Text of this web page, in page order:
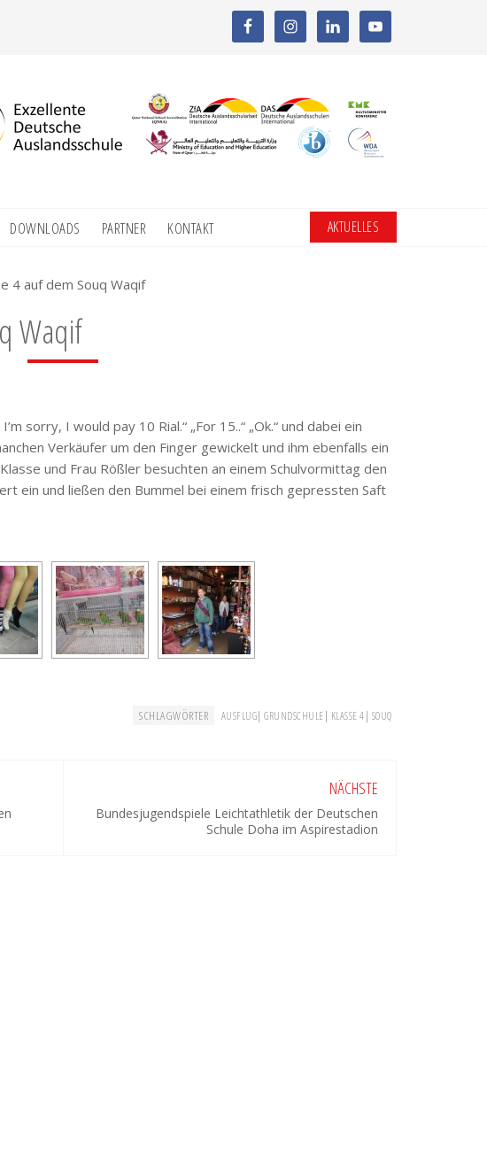
DOWNLOADS PARTNER KONTAKT AKTUELLES
4 auf dem Souq Waqif
Waqif
sorry, I would pay 10 Rial.“ „For 15..“ „Ok.“ und dabei ein
Verkäufer um den Finger gewickelt und ihm ebenfalls ein
und Frau Rößler besuchten an einem Schulvormittag den
ein und ließen den Bummel bei einem frisch gepressten Saft
SCHLAGWÖRTER AUSFLUG|GRUNDSCHULE | KLASSE 4| SOUQ
NÄCHSTE
Bundesjugendspiele Leichtathletik der Deutschen
Schule Doha im Aspirestadion